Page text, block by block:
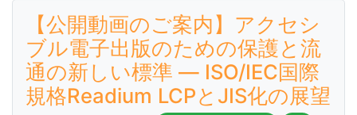
【公開動画のご案内】アクセシ
ブル電子出版のための保護と流
通の新しい標準 ― ISO/IEC国際
規格Readium LCPとJIS化の展望